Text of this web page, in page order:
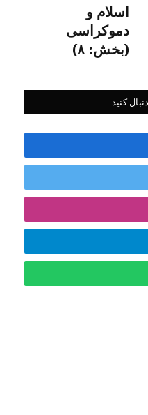
اسلام و
دموکراسی
(بخش: ۸)
کنید